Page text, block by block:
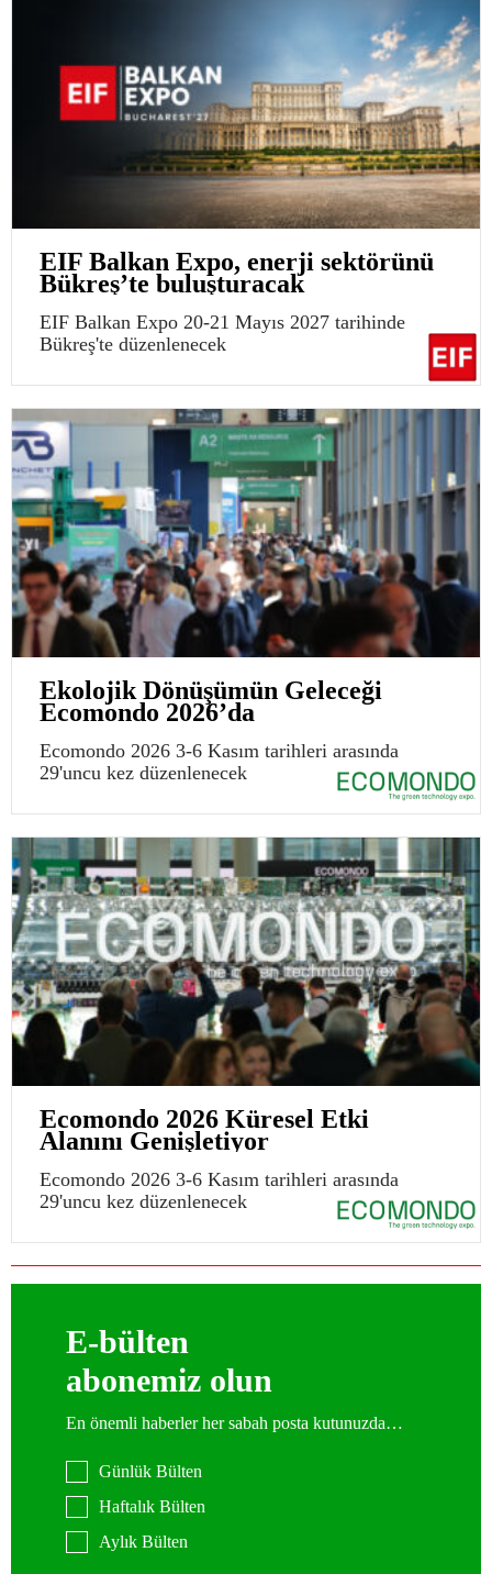
EIF Balkan Expo, enerji sektörünü
Bükreş’te buluşturacak
EIF Balkan Expo 20-21 Mayıs 2027 tarihinde
Bükreş'te düzenlenecek
Ekolojik Dönüşümün Geleceği
Ecomondo 2026’da
Ecomondo 2026 3-6 Kasım tarihleri arasında
29'uncu kez düzenlenecek
Ecomondo 2026 Küresel Etki
Alanını Genişletiyor
Ecomondo 2026 3-6 Kasım tarihleri arasında
29'uncu kez düzenlenecek
E-bülten
abonemiz olun
En önemli haberler her sabah posta kutunuzda…
Günlük Bülten
Haftalık Bülten
Aylık Bülten